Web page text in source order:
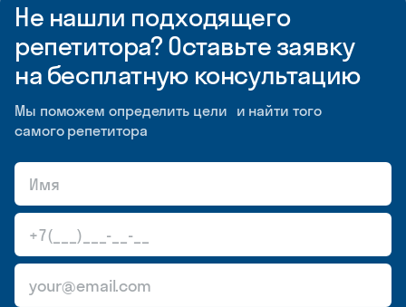
Не нашли подходящего
репетитора? Оставьте заявку
на бесплатную консультацию
Мы поможем определить цели и найти того
самого репетитора